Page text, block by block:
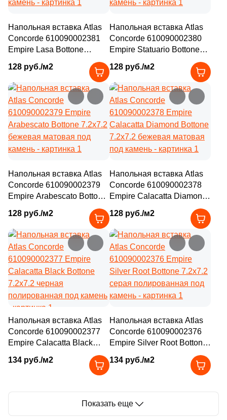
Напольная вставка Atlas
Concorde 610090002381
Empire Lasa Bottone
7.2x7.2 бежевая матовая
под камень
128 руб./м2
Напольная вставка Atlas
Concorde 610090002380
Empire Statuario Bottone
7.2x7.2 бежевая матовая
под камень
128 руб./м2
Напольная вставка Atlas
Concorde 610090002379
Empire Arabescato Bottone
7.2x7.2 бежевая матовая
под камень
128 руб./м2
Напольная вставка Atlas
Concorde 610090002378
Empire Calacatta Diamond
Bottone 7.2x7.2 бежевая
матовая под камень
128 руб./м2
Напольная вставка Atlas
Concorde 610090002377
Empire Calacatta Black
полированная под камень
134 руб./м2
Напольная вставка Atlas
Concorde 610090002376
Empire Silver Root Bottone
полированная под камень
134 руб./м2
Показать еще